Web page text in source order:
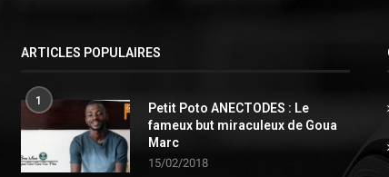
ARTICLES POPULAIRES
1
Petit Poto ANECTODES : Le
fameux but miraculeux de Goua
Marc
15/02/2018